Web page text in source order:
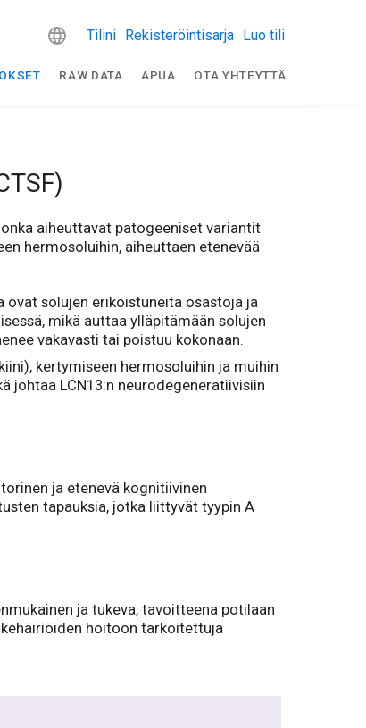
Tilini Rekisteröintisarja Luo tili
RAW DATA APUA OTA YHTEYTTÄ
aiheuttavat patogeeniset variantit
hermosoluihin, aiheuttaen etenevää
ovat solujen erikoistuneita osastoja ja
mikä auttaa ylläpitämään solujen
vakavasti tai poistuu kokonaan.
kertymiseen hermosoluihin ja muihin
johtaa LCN13:n neurodegeneratiivisiin
ja etenevä kognitiivinen
tapauksia, jotka liittyvät tyypin A
ja tukeva, tavoitteena potilaan
hoitoon tarkoitettuja